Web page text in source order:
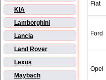
KIA
Lamborghini
Lancia
Land Rover
Lexus
Maybach
Fiat
Ford
Opel